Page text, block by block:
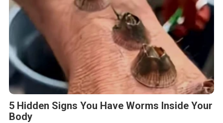
5 Hidden Signs You Have Worms Inside Your
Body